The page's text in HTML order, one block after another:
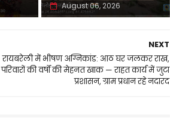
August 06, 2026
NEXT
रायबरेली में भीषण अग्निकांड: आठ घर जलकर राख,
परिवारों की वर्षों की मेहनत खाक — राहत कार्य में जुटा
प्रशासन, ग्राम प्रधान रहे नदारद